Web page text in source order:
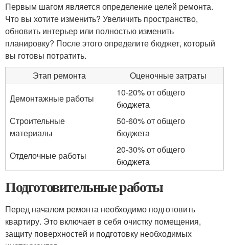
Первым шагом является определение целей ремонта.
Что вы хотите изменить? Увеличить пространство,
обновить интерьер или полностью изменить
планировку? После этого определите бюджет, который
вы готовы потратить.
Этап ремонта
Оценочные затраты
Демонтажные работы
10-20% от общего
бюджета
Строительные
материалы
50-60% от общего
бюджета
Отделочные работы
20-30% от общего
бюджета
Подготовительные работы
Перед началом ремонта необходимо подготовить
квартиру. Это включает в себя очистку помещения,
защиту поверхностей и подготовку необходимых